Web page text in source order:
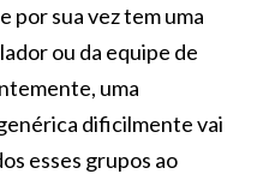
por sua vez tem uma
ou da equipe de
uma
dificilmente vai
esses grupos ao